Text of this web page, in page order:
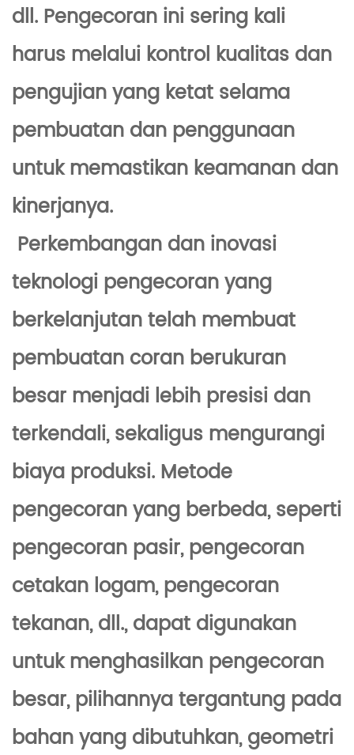
dll. Pengecoran ini sering kali
harus melalui kontrol kualitas dan
pengujian yang ketat selama
pembuatan dan penggunaan
untuk memastikan keamanan dan
kinerjanya.
Perkembangan dan inovasi
teknologi pengecoran yang
berkelanjutan telah membuat
pembuatan coran berukuran
besar menjadi lebih presisi dan
terkendali, sekaligus mengurangi
biaya produksi. Metode
pengecoran yang berbeda, seperti
pengecoran pasir, pengecoran
cetakan logam, pengecoran
tekanan, dll., dapat digunakan
untuk menghasilkan pengecoran
besar, pilihannya tergantung pada
bahan yang dibutuhkan, geometri